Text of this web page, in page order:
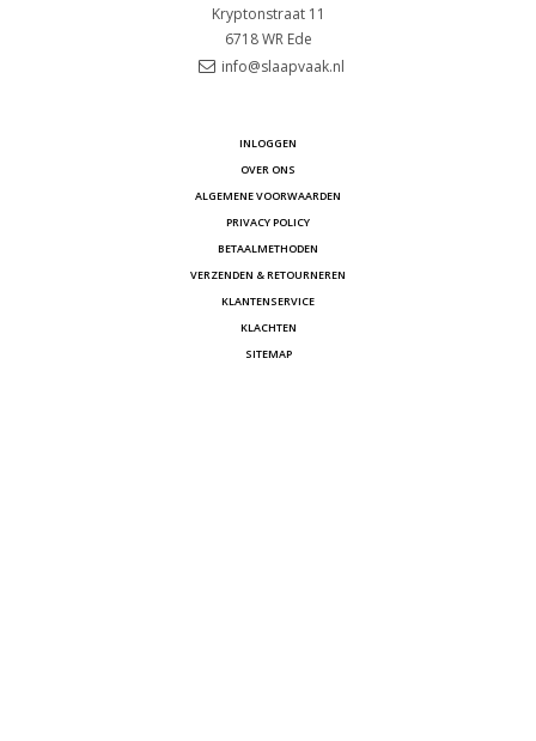
Kryptonstraat 11
6718 WR Ede
info@slaapvaak.nl
INLOGGEN
OVER ONS
ALGEMENE VOORWAARDEN
PRIVACY POLICY
BETAALMETHODEN
VERZENDEN & RETOURNEREN
KLANTENSERVICE
KLACHTEN
SITEMAP